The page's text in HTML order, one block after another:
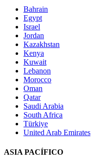
Bahrain
Egypt
Israel
Jordan
Kazakhstan
Kenya
Kuwait
Lebanon
Morocco
Oman
Qatar
Saudi Arabia
South Africa
Türkiye
United Arab Emirates
ASIA PACÍFICO